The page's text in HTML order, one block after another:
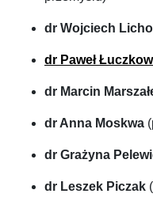
dr Wojciech
dr Paweł
dr Marcin
dr Anna Moskwa
dr Grażyna
dr Leszek Piczak